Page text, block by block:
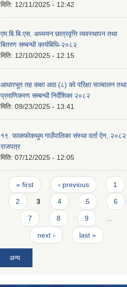
मिति: 12/11/2025 - 12:42
एम.बि.बि.एस. अध्ययन छात्रवृत्ति व्यवस्थापन तथा
बितरण सम्बन्धी कार्यबिधि-२०८२
मिति: 12/10/2025 - 12:15
आधारभूत तह कक्षा आठ (८) को परिक्षा सञ्चालन तथा
प्रमाणिकरण सम्बन्धी निर्देशिका २०८२
मिति: 09/23/2025 - 13:41
१९. फाकफोकथुम गाउँपालिका संस्था दर्ता ऐन, २०८२
राजपत्र
मिति: 07/12/2025 - 12:05
Pages
« first ‹ previous 1
2 3 4 5 6
7 8 9
next › last »
अन्य